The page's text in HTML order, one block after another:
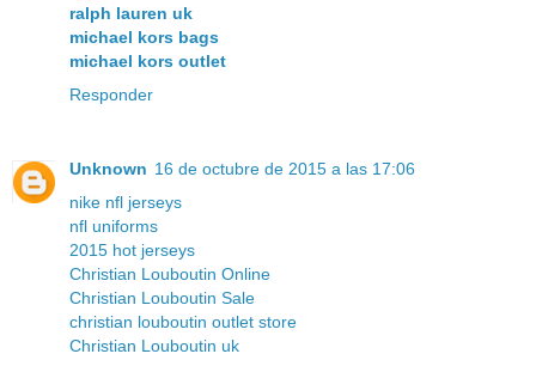
ralph lauren uk
michael kors bags
michael kors outlet
Responder
Unknown 16 de octubre de 2015 a las 17:06
nike nfl jerseys
nfl uniforms
2015 hot jerseys
Christian Louboutin Online
Christian Louboutin Sale
christian louboutin outlet store
Christian Louboutin uk